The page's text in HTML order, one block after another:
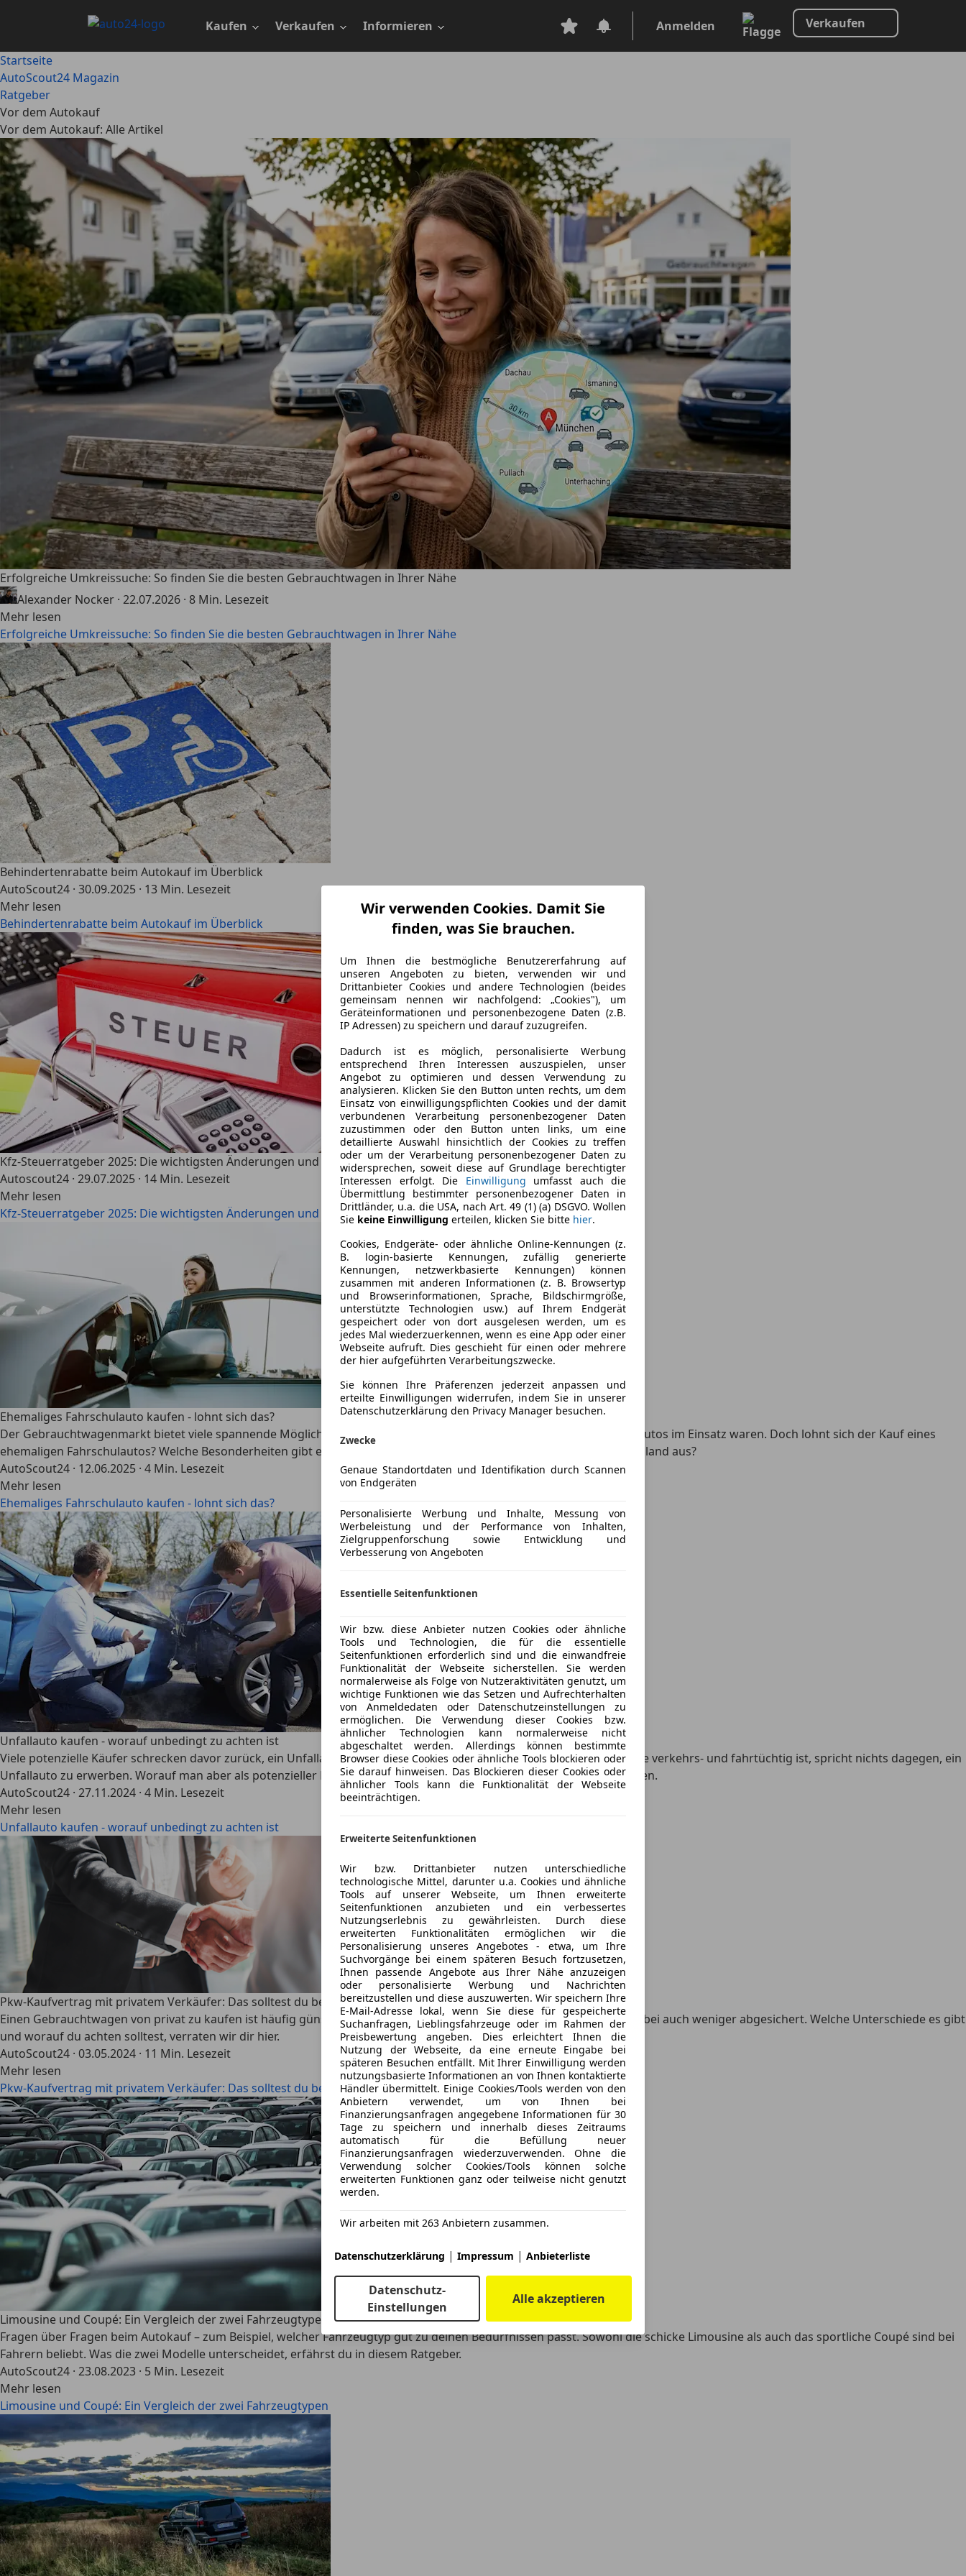
Kaufen Verkaufen Informieren Anmelden Verkaufen
Wir verwenden Cookies. Damit Sie
finden, was Sie brauchen.
Um Ihnen die bestmögliche Benutzererfahrung auf
unseren Angeboten zu bieten, verwenden wir und
Drittanbieter Cookies und andere Technologien (beides
gemeinsam nennen wir nachfolgend: „Cookies"), um
Geräteinformationen und personenbezogene Daten (z.B.
IP Adressen) zu speichern und darauf zuzugreifen.
Dadurch ist es möglich, personalisierte Werbung
entsprechend Ihren Interessen auszuspielen, unser
Angebot zu optimieren und dessen Verwendung zu
analysieren. Klicken Sie den Button unten rechts, um dem
Einsatz von einwilligungspflichten Cookies und der damit
verbundenen Verarbeitung personenbezogener Daten
zuzustimmen oder den Button unten links, um eine
detaillierte Auswahl hinsichtlich der Cookies zu treffen
oder um der Verarbeitung personenbezogener Daten zu
widersprechen, soweit diese auf Grundlage berechtigter
Interessen erfolgt. Die Einwilligung umfasst auch die
Übermittlung bestimmter personenbezogener Daten in
Drittländer, u.a. die USA, nach Art. 49 (1) (a) DSGVO. Wollen
Sie keine Einwilligung erteilen, klicken Sie bitte hier.
Cookies, Endgeräte- oder ähnliche Online-Kennungen (z.
B. login-basierte Kennungen, zufällig generierte
Kennungen, netzwerkbasierte Kennungen) können
zusammen mit anderen Informationen (z. B. Browsertyp
und Browserinformationen, Sprache, Bildschirmgröße,
unterstützte Technologien usw.) auf Ihrem Endgerät
gespeichert oder von dort ausgelesen werden, um es
jedes Mal wiederzuerkennen, wenn es eine App oder einer
Webseite aufruft. Dies geschieht für einen oder mehrere
der hier aufgeführten Verarbeitungszwecke.
Sie können Ihre Präferenzen jederzeit anpassen und
erteilte Einwilligungen widerrufen, indem Sie in unserer
Datenschutzerklärung den Privacy Manager besuchen.
Zwecke
Genaue Standortdaten und Identifikation durch Scannen
von Endgeräten
Personalisierte Werbung und Inhalte, Messung von
Werbeleistung und der Performance von Inhalten,
Zielgruppenforschung sowie Entwicklung und
Verbesserung von Angeboten
Essentielle Seitenfunktionen
Wir bzw. diese Anbieter nutzen Cookies oder ähnliche
Tools und Technologien, die für die essentielle
Seitenfunktionen erforderlich sind und die einwandfreie
Funktionalität der Webseite sicherstellen. Sie werden
normalerweise als Folge von Nutzeraktivitäten genutzt, um
wichtige Funktionen wie das Setzen und Aufrechterhalten
von Anmeldedaten oder Datenschutzeinstellungen zu
ermöglichen. Die Verwendung dieser Cookies bzw.
ähnlicher Technologien kann normalerweise nicht
abgeschaltet werden. Allerdings können bestimmte
Browser diese Cookies oder ähnliche Tools blockieren oder
Sie darauf hinweisen. Das Blockieren dieser Cookies oder
ähnlicher Tools kann die Funktionalität der Webseite
beeinträchtigen.
Erweiterte Seitenfunktionen
Wir bzw. Drittanbieter nutzen unterschiedliche
technologische Mittel, darunter u.a. Cookies und ähnliche
Tools auf unserer Webseite, um Ihnen erweiterte
Seitenfunktionen anzubieten und ein verbessertes
Nutzungserlebnis zu gewährleisten. Durch diese
erweiterten Funktionalitäten ermöglichen wir die
Personalisierung unseres Angebotes - etwa, um Ihre
Suchvorgänge bei einem späteren Besuch fortzusetzen,
Ihnen passende Angebote aus Ihrer Nähe anzuzeigen
oder personalisierte Werbung und Nachrichten
bereitzustellen und diese auszuwerten. Wir speichern Ihre
E-Mail-Adresse lokal, wenn Sie diese für gespeicherte
Suchanfragen, Lieblingsfahrzeuge oder im Rahmen der
Preisbewertung angeben. Dies erleichtert Ihnen die
Nutzung der Webseite, da eine erneute Eingabe bei
späteren Besuchen entfällt. Mit Ihrer Einwilligung werden
nutzungsbasierte Informationen an von Ihnen kontaktierte
Händler übermittelt. Einige Cookies/Tools werden von den
Anbietern verwendet, um von Ihnen bei
Finanzierungsanfragen angegebene Informationen für 30
Tage zu speichern und innerhalb dieses Zeitraums
automatisch für die Befüllung neuer
Finanzierungsanfragen wiederzuverwenden. Ohne die
Verwendung solcher Cookies/Tools können solche
erweiterten Funktionen ganz oder teilweise nicht genutzt
werden.
Wir arbeiten mit 263 Anbietern zusammen.
Datenschutzerklärung | Impressum | Anbieterliste
Datenschutz-
Einstellungen
Alle akzeptieren
Startseite
AutoScout24 Magazin
Ratgeber
Vor dem Autokauf
Vor dem Autokauf: Alle Artikel
Erfolgreiche Umkreissuche: So finden Sie die besten Gebrauchtwagen in Ihrer Nähe
Alexander Nocker · 22.07.2026 · 8 Min. Lesezeit
Mehr lesen
Erfolgreiche Umkreissuche: So finden Sie die besten Gebrauchtwagen in Ihrer Nähe
Behindertenrabatte beim Autokauf im Überblick
AutoScout24 · 30.09.2025 · 13 Min. Lesezeit
Mehr lesen
Behindertenrabatte beim Autokauf im Überblick
Kfz-Steuerratgeber 2025: Die wichtigsten Änderungen und Berechnungen im Überblick
Autoscout24 · 29.07.2025 · 14 Min. Lesezeit
Mehr lesen
Kfz-Steuerratgeber 2025: Die wichtigsten Änderungen und Berechnungen im Überblick
Ehemaliges Fahrschulauto kaufen - lohnt sich das?
Der Gebrauchtwagenmarkt bietet viele spannende Möglichkeiten – darunter auch Fahrzeuge, die zuvor als Fahrschulautos im Einsatz waren. Doch lohnt sich der Kauf eines
ehemaligen Fahrschulautos? Welche Besonderheiten gibt es zu beachten? Und wie sieht die rechtliche Lage in Deutschland aus?
AutoScout24 · 12.06.2025 · 4 Min. Lesezeit
Mehr lesen
Ehemaliges Fahrschulauto kaufen - lohnt sich das?
Unfallauto kaufen - worauf unbedingt zu achten ist
Viele potenzielle Käufer schrecken davor zurück, ein Unfallauto zu kaufen. Doch solange der Wagen gut gepflegt sowie verkehrs- und fahrtüchtig ist, spricht nichts dagegen, ein
Unfallauto zu erwerben. Worauf man aber als potenzieller Käufer achten sollte, behandelt unser Ratgeber im Folgenden.
AutoScout24 · 27.11.2024 · 4 Min. Lesezeit
Mehr lesen
Unfallauto kaufen - worauf unbedingt zu achten ist
Pkw-Kaufvertrag mit privatem Verkäufer: Das solltest du beachten
Einen Gebrauchtwagen von privat zu kaufen ist häufig günstiger als der Kauf über einen Händler. Allerdings bist du dabei auch weniger abgesichert. Welche Unterschiede es gibt
und worauf du achten solltest, verraten wir dir hier.
AutoScout24 · 03.05.2024 · 11 Min. Lesezeit
Mehr lesen
Pkw-Kaufvertrag mit privatem Verkäufer: Das solltest du beachten
Limousine und Coupé: Ein Vergleich der zwei Fahrzeugtypen
Fragen über Fragen beim Autokauf – zum Beispiel, welcher Fahrzeugtyp gut zu deinen Bedürfnissen passt. Sowohl die schicke Limousine als auch das sportliche Coupé sind bei
Fahrern beliebt. Was die zwei Modelle unterscheidet, erfährst du in diesem Ratgeber.
AutoScout24 · 23.08.2023 · 5 Min. Lesezeit
Mehr lesen
Limousine und Coupé: Ein Vergleich der zwei Fahrzeugtypen